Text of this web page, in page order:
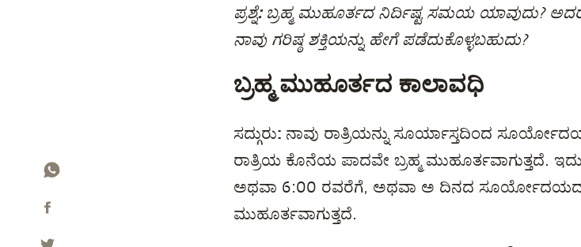
ಪ್ರಶ್ನೆ: ಬ್ರಹ್ಮ ಮುಹೂರ್ತದ ನಿರ್ದಿಷ್ಟ ಸಮಯ ಯಾವುದು?
ನಾವು ಗರಿಷ್ಠ ಶಕ್ತಿಯನ್ನು ಹೇಗೆ ಪಡೆದುಕೊಳ್ಳಬಹುದು?
ಬ್ರಹ್ಮ ಮುಹೂರ್ತದ ಕಾಲಾವಧಿ
ಸದ್ಗುರು: ನಾವು ರಾತ್ರಿಯನ್ನು ಸೂರ್ಯಾಸ್ತದಿಂದ
ರಾತ್ರಿಯ ಕೊನೆಯ ಪಾದವೇ ಬ್ರಹ್ಮ ಮುಹೂರ್ತವಾಗುತ್ತದೆ.
ಅಥವಾ 6:00 ರವರೆಗೆ, ಅಥವಾ ಅ ದಿನದ
ಮುಹೂರ್ತವಾಗುತ್ತದೆ.